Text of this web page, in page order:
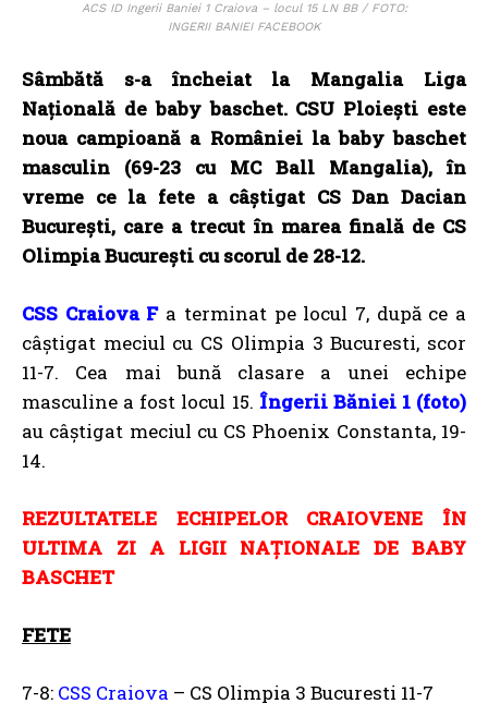
ACS ID Ingerii Baniei 1 Craiova – locul 15 LN BB / FOTO:
INGERII BANIEI FACEBOOK
Sâmbătă s-a încheiat la Mangalia Liga
Națională de baby baschet. CSU Ploiești este
noua campioană a României la baby baschet
masculin (69-23 cu MC Ball Mangalia), în
vreme ce la fete a câștigat CS Dan Dacian
București, care a trecut în marea finală de CS
Olimpia București cu scorul de 28-12.
CSS Craiova Fa terminat pe locul 7, după ce a
câștigat meciul cu CS Olimpia 3 Bucuresti, scor
11-7. Cea mai bună clasare a unei echipe
masculine a fost locul 15. Îngerii Băniei 1 (foto)
au câștigat meciul cu CS Phoenix Constanta, 19-
14.
REZULTATELE ECHIPELOR CRAIOVENE ÎN
ULTIMA ZI A LIGII NAȚIONALE DE BABY
BASCHET
FETE
7-8: CSS Craiova – CS Olimpia 3 Bucuresti 11-7